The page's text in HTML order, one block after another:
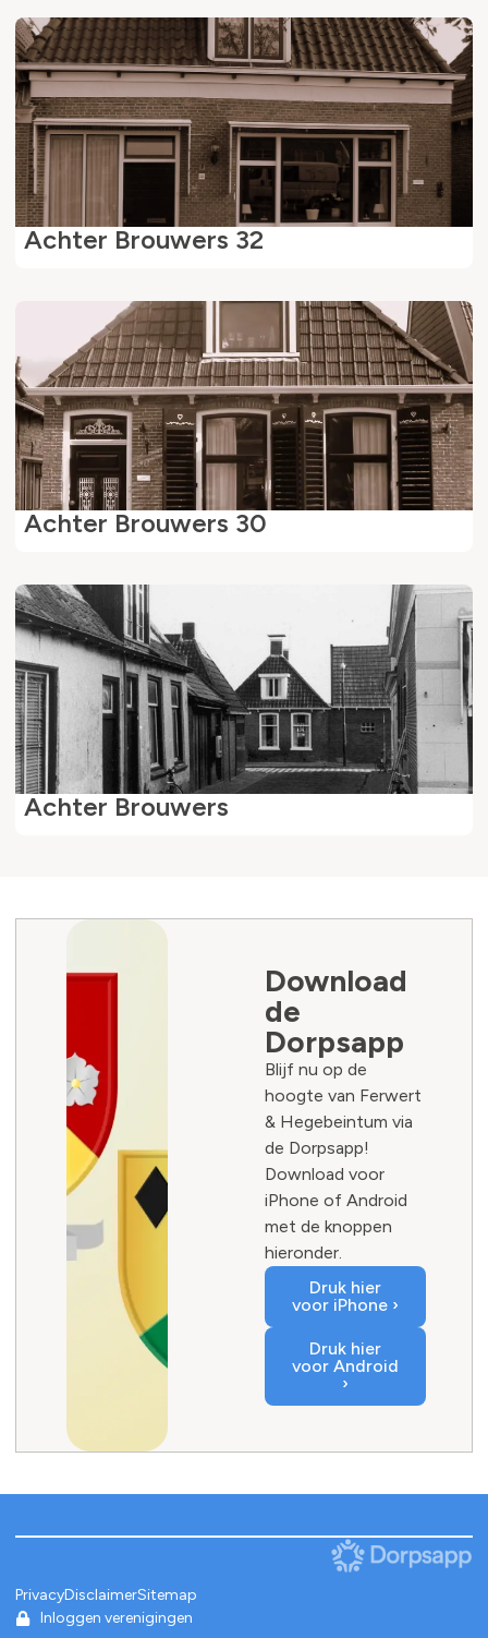
Achter Brouwers 32
Achter Brouwers 30
Achter Brouwers
Download
de
Dorpsapp
Blijf nu op de
hoogte van Ferwert
& Hegebeintum via
de Dorpsapp!
Download voor
iPhone of Android
met de knoppen
hieronder.
Druk hier
voor iPhone ›
Druk hier
voor Android
›
PrivacyDisclaimerSitemap
Inloggen verenigingen